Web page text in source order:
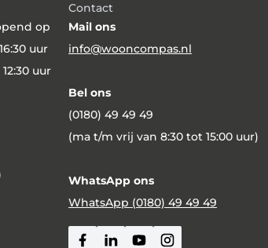
op
uur
uur
Contact
Mail ons
info@wooncompas.nl
Bel ons
(0180) 49 49 49
(ma t/m vrij van 8:30 tot 15:00 uur)
WhatsApp ons
WhatsApp (0180) 49 49 49
Facebook
Linkedin
YoutubeInstagram